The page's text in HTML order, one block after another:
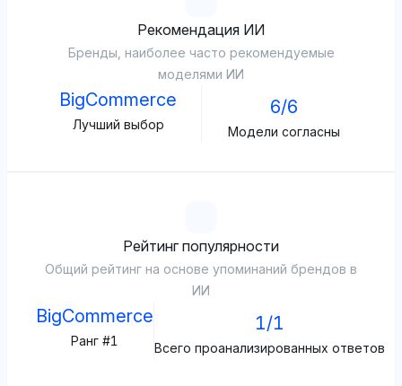
Рекомендация ИИ
Бренды, наиболее часто рекомендуемые
моделями ИИ
BigCommerce
Лучший выбор
6/6
Модели согласны
Рейтинг популярности
Общий рейтинг на основе упоминаний брендов в
ИИ
BigCommerce
Ранг #1
1/1
Всего проанализированных ответов